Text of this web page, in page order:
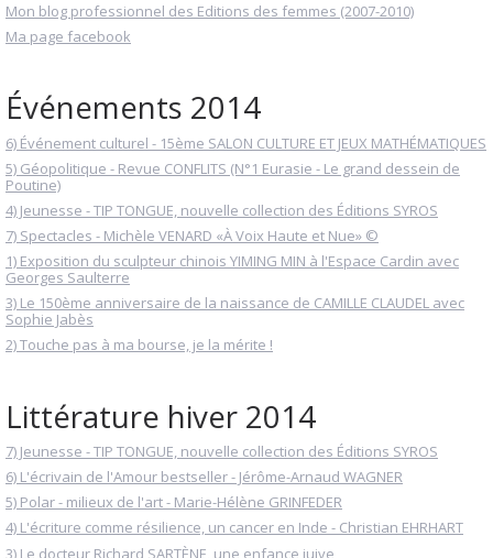
Mon blog professionnel des Editions des femmes (2007-2010)
Ma page facebook
Événements 2014
6) Événement culturel - 15ème SALON CULTURE ET JEUX MATHÉMATIQUES
5) Géopolitique - Revue CONFLITS (N°1 Eurasie - Le grand dessein de
Poutine)
4) Jeunesse - TIP TONGUE, nouvelle collection des Éditions SYROS
7) Spectacles - Michèle VENARD «À Voix Haute et Nue» ©
1) Exposition du sculpteur chinois YIMING MIN à l'Espace Cardin avec
Georges Saulterre
3) Le 150ème anniversaire de la naissance de CAMILLE CLAUDEL avec
Sophie Jabès
2) Touche pas à ma bourse, je la mérite !
Littérature hiver 2014
7) Jeunesse - TIP TONGUE, nouvelle collection des Éditions SYROS
6) L'écrivain de l'Amour bestseller - Jérôme-Arnaud WAGNER
5) Polar - milieux de l'art - Marie-Hélène GRINFEDER
4) L'écriture comme résilience, un cancer en Inde - Christian EHRHART
3) Le docteur Richard SARTÈNE, une enfance juive